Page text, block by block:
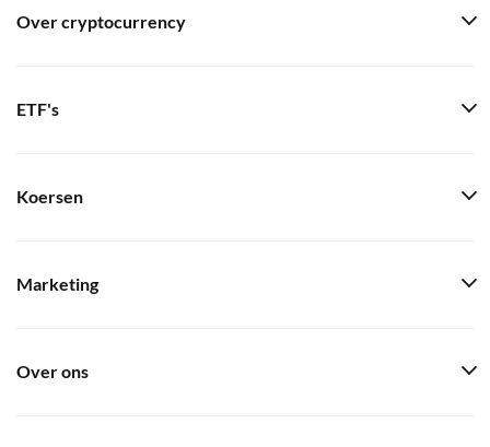
Over cryptocurrency
ETF's
Koersen
Marketing
Over ons